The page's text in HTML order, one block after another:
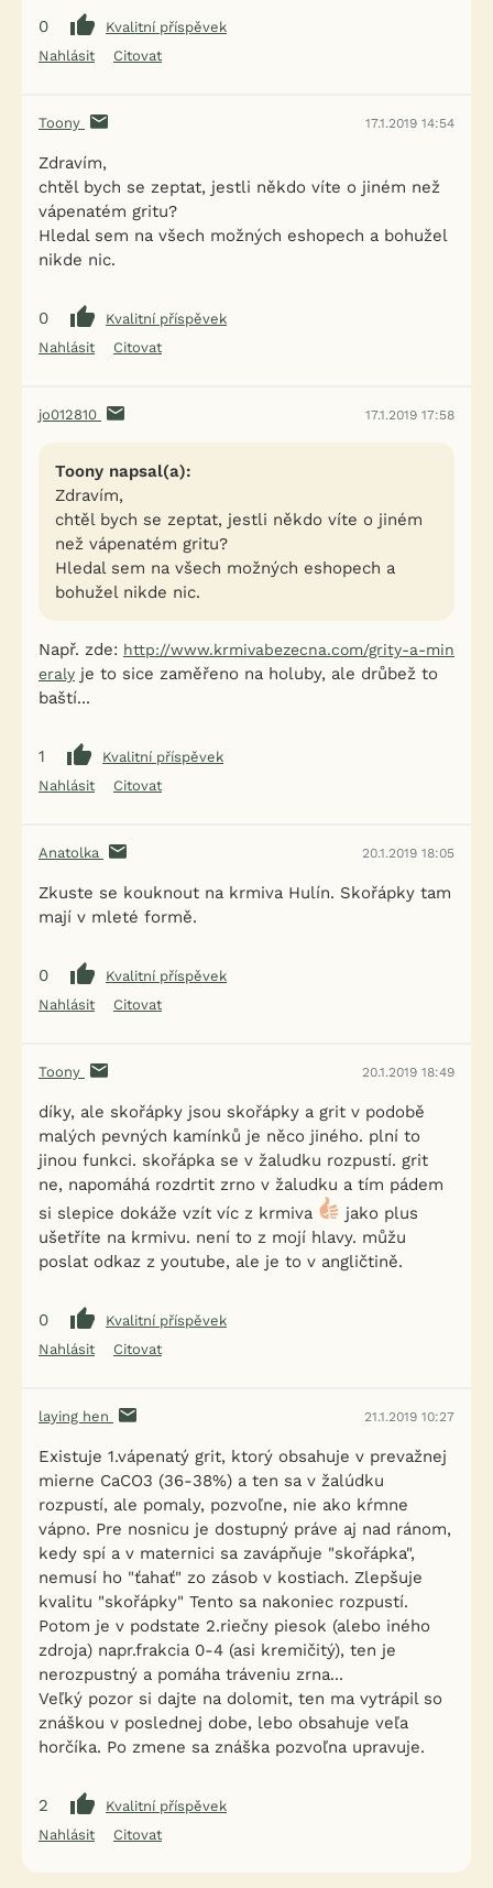
0
Kvalitní příspěvek
Nahlásit
Citovat
Toony 17.1.2019 14:54
Zdravím,
chtěl bych se zeptat, jestli někdo víte o jiném než
vápenatém gritu?
Hledal sem na všech možných eshopech a bohužel
nikde nic.
0
Kvalitní příspěvek
Nahlásit
Citovat
jo012810 17.1.2019 17:58
Toony napsal(a):
Zdravím,
chtěl bych se zeptat, jestli někdo víte o jiném
než vápenatém gritu?
Hledal sem na všech možných eshopech a
bohužel nikde nic.
Např. zde: http://www.krmivabezecna.com/grity-a-min
eraly je to sice zaměřeno na holuby, ale drůbež to
baští...
1
Kvalitní příspěvek
Nahlásit
Citovat
Anatolka 20.1.2019 18:05
Zkuste se kouknout na krmiva Hulín. Skořápky tam
mají v mleté formě.
0
Kvalitní příspěvek
Nahlásit
Citovat
Toony 20.1.2019 18:49
díky, ale skořápky jsou skořápky a grit v podobě
malých pevných kamínků je něco jiného. plní to
jinou funkci. skořápka se v žaludku rozpustí. grit
ne, napomáhá rozdrtit zrno v žaludku a tím pádem
si slepice dokáže vzít víc z krmiva
jako plus
ušetříte na krmivu. není to z mojí hlavy. můžu
poslat odkaz z youtube, ale je to v angličtině.
0
Kvalitní příspěvek
Nahlásit
Citovat
laying hen 21.1.2019 10:27
Existuje 1.vápenatý grit, ktorý obsahuje v prevažnej
mierne CaCO3 (36-38%) a ten sa v žalúdku
rozpustí, ale pomaly, pozvoľne, nie ako kŕmne
vápno. Pre nosnicu je dostupný práve aj nad ránom,
kedy spí a v maternici sa zavápňuje "skořápka",
nemusí ho "ťahať" zo zásob v kostiach. Zlepšuje
kvalitu "skořápky" Tento sa nakoniec rozpustí.
Potom je v podstate 2.riečny piesok (alebo iného
zdroja) napr.frakcia 0-4 (asi kremičitý), ten je
nerozpustný a pomáha tráveniu zrna...
Veľký pozor si dajte na dolomit, ten ma vytrápil so
znáškou v poslednej dobe, lebo obsahuje veľa
horčíka. Po zmene sa znáška pozvoľna upravuje.
2
Kvalitní příspěvek
Nahlásit
Citovat